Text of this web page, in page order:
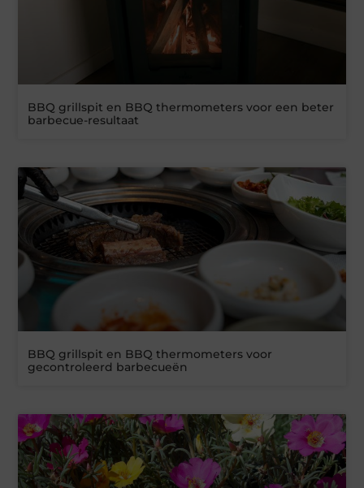
BBQ grillspit en BBQ thermometers voor een beter
barbecue-resultaat
BBQ grillspit en BBQ thermometers voor
gecontroleerd barbecueën